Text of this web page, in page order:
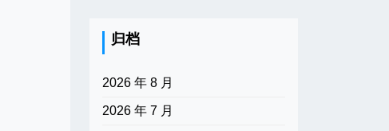
归档
2026 年 8 月
2026 年 7 月